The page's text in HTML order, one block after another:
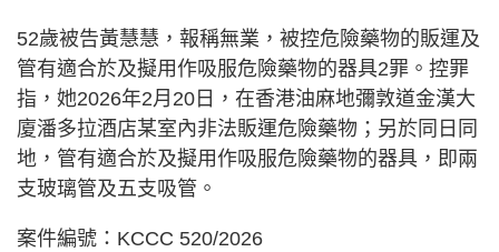
52歲被告黃慧慧，報稱無業，被控危險藥物的販運及
管有適合於及擬用作吸服危險藥物的器具2罪。控罪
指，她2026年2月20日，在香港油麻地彌敦道金漢大
廈潘多拉酒店某室內非法販運危險藥物；另於同日同
地，管有適合於及擬用作吸服危險藥物的器具，即兩
支玻璃管及五支吸管。
案件編號：KCCC 520/2026